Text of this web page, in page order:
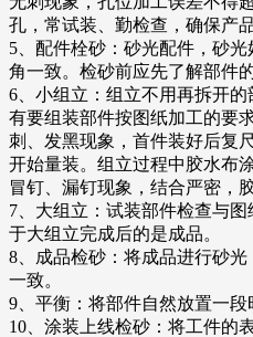
孔，常试装、勤检查，确保产
5、配件栓砂：砂光配件，砂
角一致。检砂前应先了解部件
6、小组立：组立不用再拆开
有要组装部件按图纸加工的要
刺、发黑现象，首件装好后复
开始量装。组立过程中胶水布
冒钉、漏钉现象，结合严密，
7、大组立：试装部件检查与
于大组立完成后的是成品。
8、成品检砂：将成品进行砂
一致。
9、平衡：将部件自然放置一段
10、涂装上线检砂：将工件的